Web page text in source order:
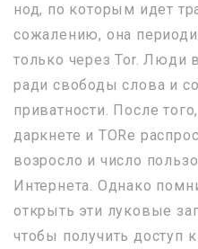
нод, по которым идет
сожалению, она
только через Tor. Люди
ради свободы слова и
приватности. После
даркнете и TORе
возросло и число
Интернета. Однако
открыть эти луковые
чтобы получить доступ